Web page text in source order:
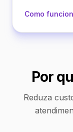
Como
Por
Reduza